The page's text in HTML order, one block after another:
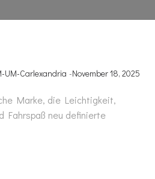
UM-Carlexandria -November 18, 2025